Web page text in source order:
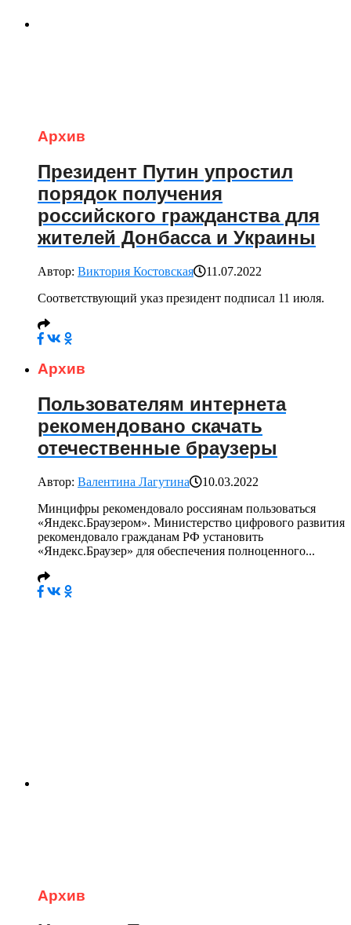
Архив
Президент Путин упростил
порядок получения
российского гражданства для
жителей Донбасса и Украины
Автор: Виктория Костовская
11.07.2022
Соответствующий указ президент подписал 11 июля.
Архив
Пользователям интернета
рекомендовано скачать
отечественные браузеры
Автор: Валентина Лагутина
10.03.2022
Минцифры рекомендовало россиянам пользоваться
«Яндекс.Браузером». Министерство цифрового развития
рекомендовало гражданам РФ установить
«Яндекс.Браузер» для обеспечения полноценного...
Архив